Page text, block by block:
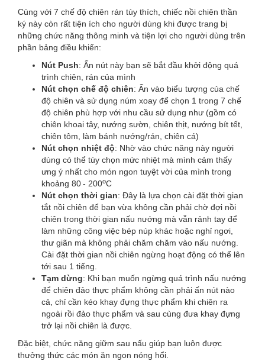
Cùng với 7 chế độ chiên rán tùy thích, chiếc nồi chiên thần
ký này còn rất tiện ích cho người dùng khi được trang bị
những chức năng thông minh và tiện lợi cho người dùng trên
phần bảng điều khiển:
Nút Push: Ấn nút này bạn sẽ bắt đầu khởi động quá
trình chiên, rán của mình
Nút chọn chế độ chiên: Ấn vào biểu tượng của chế
độ chiên và sử dụng núm xoay để chọn 1 trong 7 chế
độ chiên phù hợp với nhu cầu sử dụng như (gồm có
chiên khoai tây, nướng sườn, chiên thịt, nướng bít tết,
chiên tôm, làm bánh nướng/rán, chiên cá)
Nút chọn nhiệt độ: Nhờ vào chức năng này người
dùng có thể tùy chọn mức nhiệt mà mình cảm thấy
ưng ý nhất cho món ngon tuyệt vời của mình trong
khoảng 80- 200oC
Nút chọn thời gian: Đây là lựa chọn cài đặt thời gian
tắt nồi chiên để bạn vừa không cần phải chờ đợi nồi
chiên trong thời gian nấu nướng mà vẫn rảnh tay để
làm những công việc bép núp khác hoặc nghỉ ngơi,
thư giãn mà không phải chăm chăm vào nấu nướng.
Cài đặt thời gian nồi chiên ngừng hoạt động có thể lên
tới sau 1 tiếng.
Tạm dừng: Khi bạn muốn ngừng quá trình nấu nướng
để chiên đảo thực phẩm không cần phải ấn nút nào
cả, chỉ cần kéo khay đựng thực phẩm khi chiên ra
ngoài rồi đảo thực phẩm và sau cùng đưa khay đựng
trở lại nồi chiên là được.
Đặc biệt, chức năng giữm sau nấu giúp bạn luôn được
thưởng thức các món ăn ngon nóng hổi.